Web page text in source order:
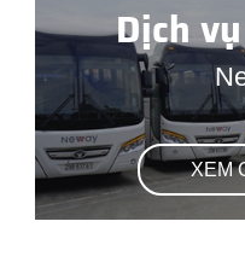
Dịch
XEM